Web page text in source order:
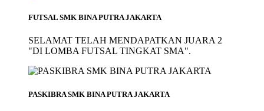
FUTSAL SMK BINA PUTRA JAKARTA
SELAMAT TELAH MENDAPATKAN JUARA 2
"DI LOMBA FUTSAL TINGKAT SMA".
PASKIBRA SMK BINA PUTRA JAKARTA